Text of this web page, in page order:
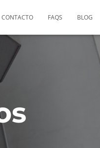
CONTACTO FAQS BLOG